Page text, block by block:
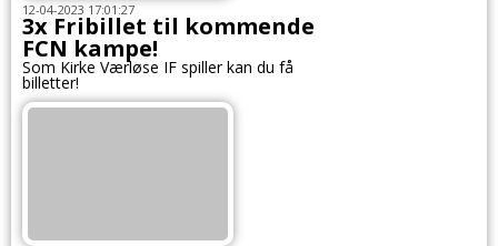
12-04-2023 17:01:27
3x Fribillet til kommende
FCN kampe!
Som Kirke Værløse IF spiller kan du få
billetter!